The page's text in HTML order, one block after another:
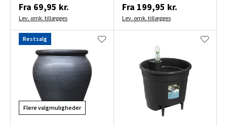
Fra 69,95 kr.
Lev. omk. tillægges
Fra 199,95 kr.
Lev. omk. tillægges
Restsalg
Flere valgmuligheder